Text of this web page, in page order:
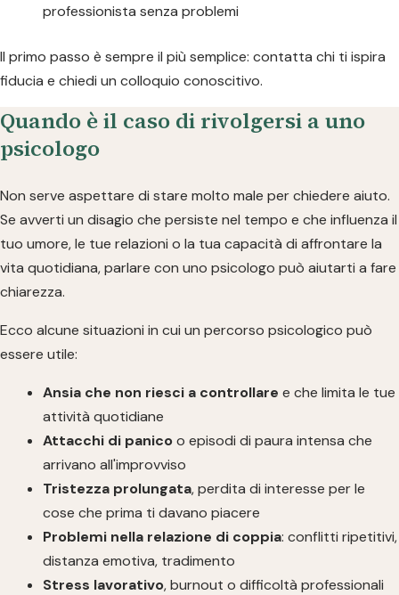
professionista senza problemi
Il primo passo è sempre il più semplice: contatta chi ti ispira
fiducia e chiedi un colloquio conoscitivo.
Quando è il caso di rivolgersi a uno
psicologo
Non serve aspettare di stare molto male per chiedere aiuto.
Se avverti un disagio che persiste nel tempo e che influenza il
tuo umore, le tue relazioni o la tua capacità di affrontare la
vita quotidiana, parlare con uno psicologo può aiutarti a fare
chiarezza.
Ecco alcune situazioni in cui un percorso psicologico può
essere utile:
Ansia che non riesci a controllare e che limita le tue
attività quotidiane
Attacchi di panicoo episodi di paura intensa che
arrivano all'improvviso
Tristezza prolungata, perdita di interesse per le
cose che prima ti davano piacere
Problemi nella relazione di coppia: conflitti ripetitivi,
distanza emotiva, tradimento
Stress lavorativo, burnout o difficoltà professionali